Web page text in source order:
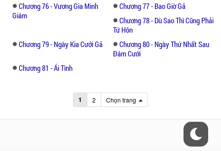
Chương 76 - Vương Gia Minh
Giám
Chương 77 - Bao Giờ Gả
Chương 78 - Dù Sao Thì Cũng Phải
Tứ Hôn
Chương 79 - Ngày Kia Cưới Gả
Chương 80 - Ngày Thứ Nhất Sau
Đám Cưới
Chương 81 - Ái Tình
1 2 Chọn trang